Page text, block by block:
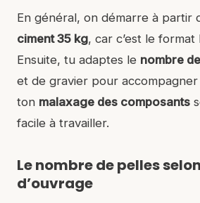
En général, on démarre à partir
ciment 35 kg, car c’est le
Ensuite, tu adaptes le nombre
et de gravier pour
ton malaxage des composants
facile à travailler.
Le nombre de pelles
d’ouvrage